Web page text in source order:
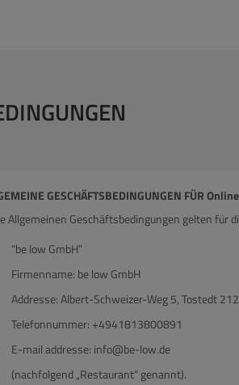
GESCHÄFTSBEDINGUNGEN FÜR
Allgemeinen Geschäftsbedingungen gelten für
“be low GmbH”
Firmenname: be low GmbH
Addresse: Albert-Schweizer-Weg 5, Tostedt
Telefonnummer: +4941813800891
E-mail addresse: info@be-low.de
(nachfolgend „Restaurant“ genannt).